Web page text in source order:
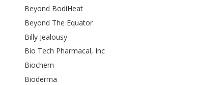
Beyond BodiHeat
Beyond The Equator
Billy Jealousy
Bio Tech Pharmacal, Inc
Biochem
Bioderma